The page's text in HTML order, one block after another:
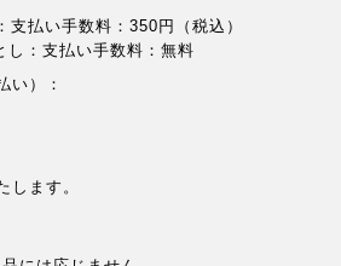
払い手数料：350円（税込）
し：支払い手数料：無料
い）：
します。